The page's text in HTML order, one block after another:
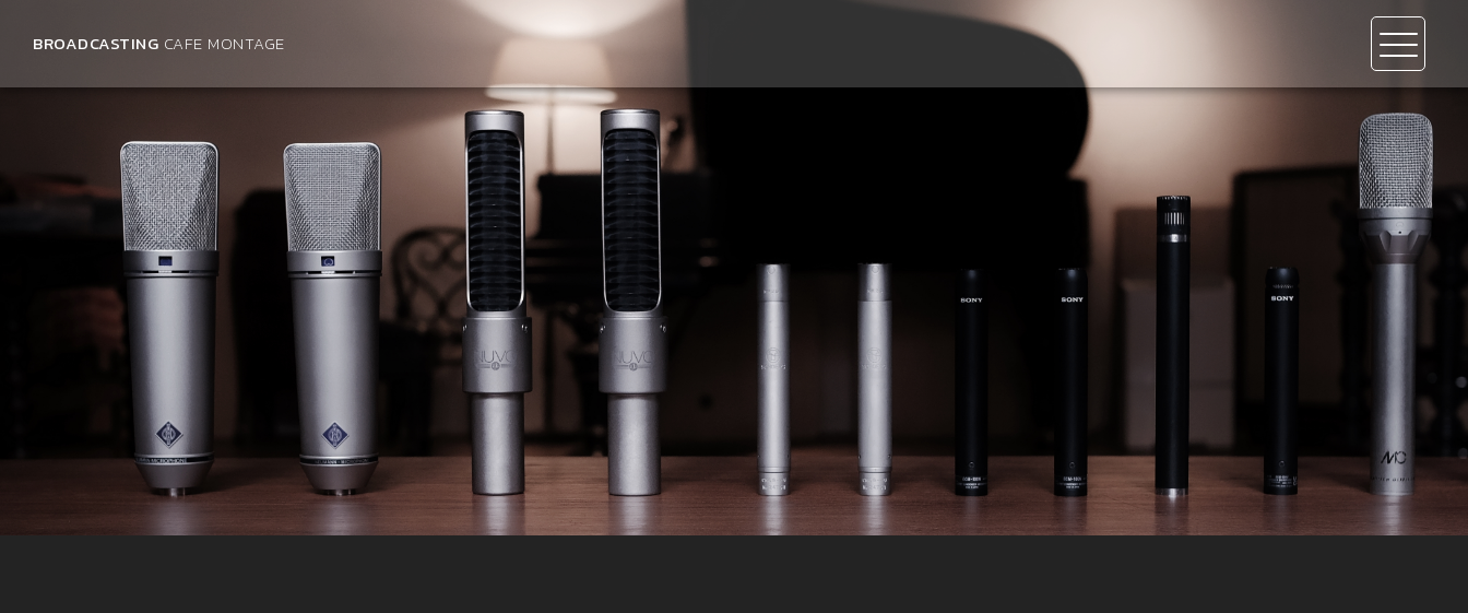
BROADCASTING CAFE MONTAGE